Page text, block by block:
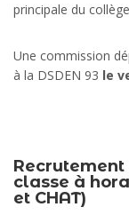
principale du
Une commission
à la DSDEN 93 le
classe à
et CHAT)